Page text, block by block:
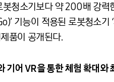
봇청소기보다 약 200배 강력
기능이 적용된 로봇청소기
품이 공개된다.
기어 VR을 통한 체험 확대와